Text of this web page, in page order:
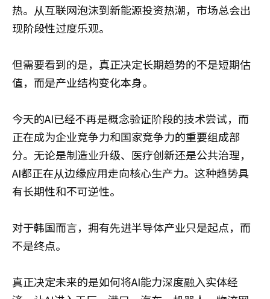
热。从互联网泡沫到新能源投资热潮，市场总会出
现阶段性过度乐观。
但需要看到的是，真正决定长期趋势的不是短期估
值，而是产业结构变化本身。
今天的AI已经不再是概念验证阶段的技术尝试，而
正在成为企业竞争力和国家竞争力的重要组成部
分。无论是制造业升级、医疗创新还是公共治理，
AI都正在从边缘应用走向核心生产力。这种趋势具
有长期性和不可逆性。
对于韩国而言，拥有先进半导体产业只是起点，而
不是终点。
真正决定未来的是如何将AI能力深度融入实体经